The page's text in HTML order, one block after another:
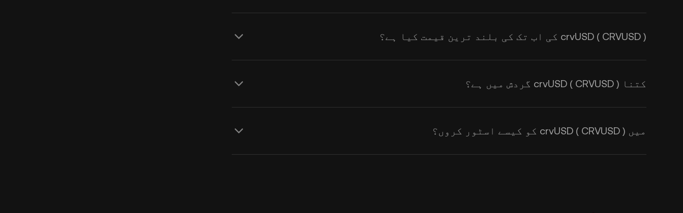
crvUSD ( CRVUSD ) کی اب تک کی بلند ترین قیمت کیا ہے؟
کتنا crvUSD ( CRVUSD ) گردش میں ہے؟
میں crvUSD ( CRVUSD ) کو کیسے اسٹور کروں؟